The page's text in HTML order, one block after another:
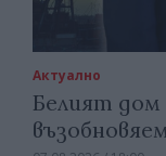
Актуално
Белият дом